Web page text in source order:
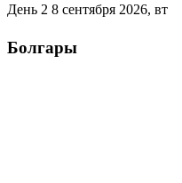
День 2 8 сентября 2026, вт
Болгары